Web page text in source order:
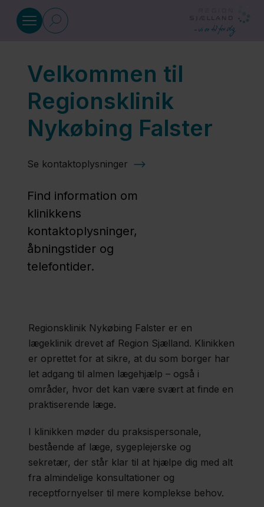
Nærklinikker og sundhedscentre
Nærklinik
Kalundborg
Nakskov
Nærklinik
Nykøbing
Sjælland
Præstø
Nærklinik
Søllested
Nærklinik
Vordingborg
Regionsklinik
Velkommen til
Regionsklinik
Nykøbing Falster
Se kontaktoplysninger
Find information om
klinikkens
kontaktoplysninger,
åbningstider og
telefontider.
Regionsklinik Nykøbing Falster er en
lægeklinik drevet af Region Sjælland. Klinikken
er oprettet for at sikre, at du som borger har
let adgang til almen lægehjælp – også i
områder, hvor det kan være svært at finde en
praktiserende læge.
I klinikken møder du praksispersonale,
bestående af læge, sygeplejerske og
sekretær, der står klar til at hjælpe dig med alt
fra almindelige konsultationer og
receptfornyelser til mere komplekse behov.